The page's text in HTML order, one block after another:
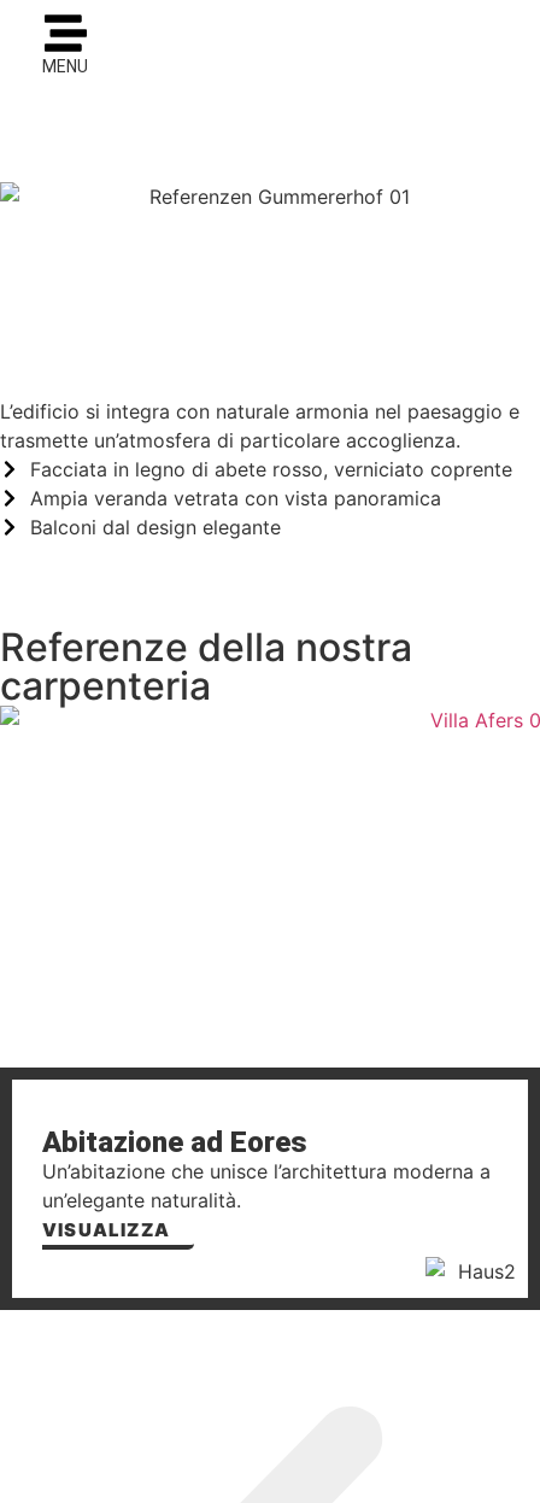
MENU
L’edificio si integra con naturale armonia nel paesaggio e
trasmette un’atmosfera di particolare accoglienza.
Facciata in legno di abete rosso, verniciato coprente
Ampia veranda vetrata con vista panoramica
Balconi dal design elegante
Referenze della nostra
carpenteria
Abitazione ad Eores
Un’abitazione che unisce l’architettura moderna a
un’elegante naturalità.
VISUALIZZA